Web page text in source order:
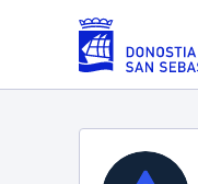
Eduki nagusira joan
Zerbitzuak